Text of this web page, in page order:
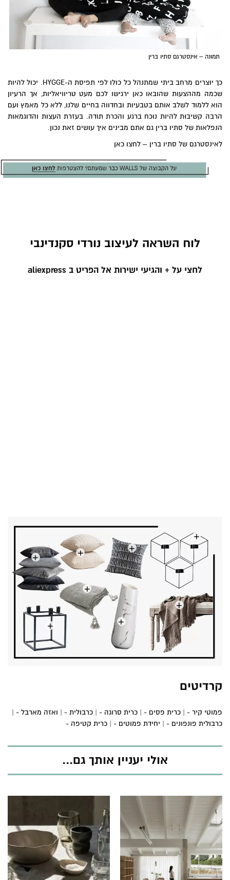
תמונה – אינסטרגם סתיו ברין
כך יוצרים מרחב ביתי שמתנהל כל כולו לפי תפיסת ה-HYGGE. יכול להיות
שכמה מההצעות שהובאו כאן ירגישו לכם מעט טריוויאליות, אך הרעיון
הוא ללמוד לשלב אותם בטבעיות ובחדווה בחיים שלנו, ללא כל מאמץ ועם
הרבה קשיבוּת להיות נוכח ברגע והכרת תודה. בעזרת העצות והדוגמאות
הנפלאות של סתיו ברין גם אתם מבינים איך עושים זאת נכון.
לאינסטרגם של סתיו ברין – לחצו כאן
לוח השראה לעיצוב נורדי סקנדינבי
לחצי על + והגיעי ישירות אל הפריט ב aliexpress
+
+
+
+
+
+
+
+
קרדיטים
פמוטי קיר - כרית פסים - כרית סרוגה - כרבולית -
ואזה מארבל -
כרבולית פונפונים -
יחידת פמוטים - כרית קטיפה -
אולי יעניין אותך גם...